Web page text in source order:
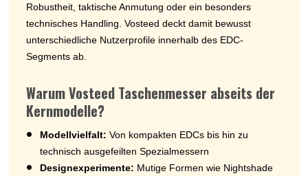
Robustheit, taktische Anmutung oder ein besonders
technisches Handling. Vosteed deckt damit bewusst
unterschiedliche Nutzerprofile innerhalb des EDC-
Segments ab.
Warum Vosteed Taschenmesser abseits der
Kernmodelle?
Modellvielfalt: Von kompakten EDCs bis hin zu
technisch ausgefeilten Spezialmessern
Designexperimente: Mutige Formen wie Nightshade